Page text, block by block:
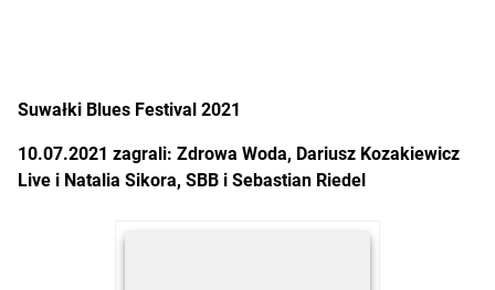
Suwałki Blues Festival 2021
10.07.2021 zagrali: Zdrowa Woda, Dariusz Kozakiewicz
Live i Natalia Sikora, SBB i Sebastian Riedel